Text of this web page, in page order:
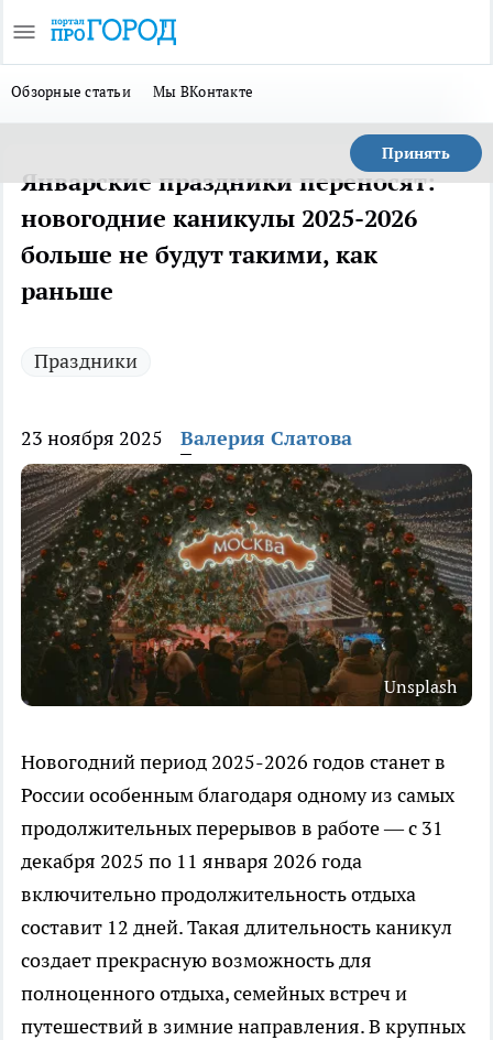
Обзорные статьи Мы ВКонтакте
Принять
Январские праздники переносят:
новогодние каникулы 2025-2026
больше не будут такими, как
раньше
Праздники
23 ноября 2025 Валерия Слатова
Unsplash
Новогодний период 2025-2026 годов станет в
России особенным благодаря одному из самых
продолжительных перерывов в работе — с 31
декабря 2025 по 11 января 2026 года
включительно продолжительность отдыха
составит 12 дней. Такая длительность каникул
создает прекрасную возможность для
полноценного отдыха, семейных встреч и
путешествий в зимние направления. В крупных